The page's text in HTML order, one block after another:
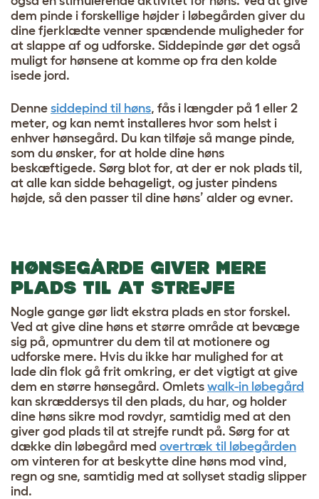
dem pinde i forskellige højder i løbegården giver du
dine fjerklædte venner spændende muligheder for
at slappe af og udforske. Siddepinde gør det også
muligt for hønsene at komme op fra den kolde
isede jord.
Denne siddepind til høns, fås i længder på 1 eller 2
meter, og kan nemt installeres hvor som helst i
enhver hønsegård. Du kan tilføje så mange pinde,
som du ønsker, for at holde dine høns
beskæftigede. Sørg blot for, at der er nok plads til,
at alle kan sidde behageligt, og juster pindens
højde, så den passer til dine høns’ alder og evner.
HØNSEGÅRDE GIVER MERE
PLADS TIL AT STREJFE
Nogle gange gør lidt ekstra plads en stor forskel.
Ved at give dine høns et større område at bevæge
sig på, opmuntrer du dem til at motionere og
udforske mere. Hvis du ikke har mulighed for at
lade din flok gå frit omkring, er det vigtigt at give
dem en større hønsegård. Omlets walk-in løbegård
kan skræddersys til den plads, du har, og holder
dine høns sikre mod rovdyr, samtidig med at den
giver god plads til at strejfe rundt på. Sørg for at
dække din løbegård med overtræk til løbegården
om vinteren for at beskytte dine høns mod vind,
regn og sne, samtidig med at sollyset stadig slipper
ind.